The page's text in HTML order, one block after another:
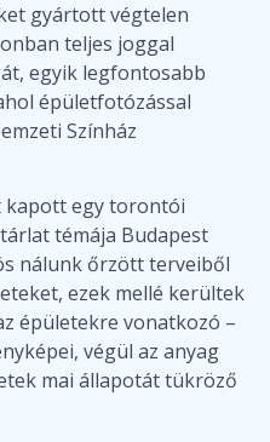
gyártott végtelen
teljes joggal
egyik legfontosabb
épületfotózással
Színház
kapott egy torontói
témája Budapest
nálunk őrzött terveiből
ezek mellé kerültek
épületekre vonatkozó –
végül az anyag
mai állapotát tükröző